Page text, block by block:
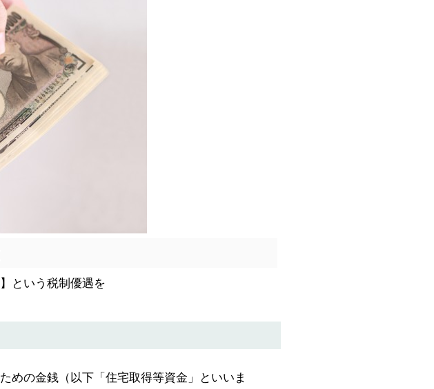
という税制優遇を
めの金銭（以下「住宅取得等資金」といいま